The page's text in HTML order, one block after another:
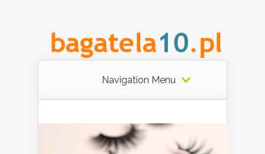
Navigation Menu